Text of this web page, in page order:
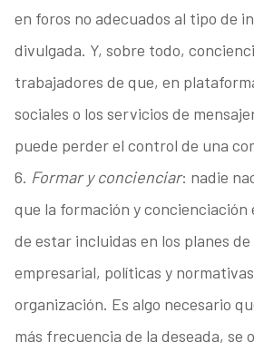
en foros no adecuados al tipo de
divulgada. Y, sobre todo,
trabajadores de que, en
sociales o los servicios de
puede perder el control de una
6. Formar y concienciar: nadie
que la formación y concienciación
de estar incluidas en los planes
empresarial, políticas y
organización. Es algo necesario
más frecuencia de la deseada, se